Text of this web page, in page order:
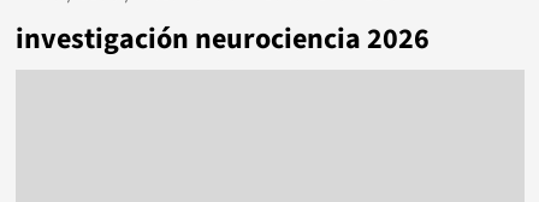
investigación neurociencia 2026